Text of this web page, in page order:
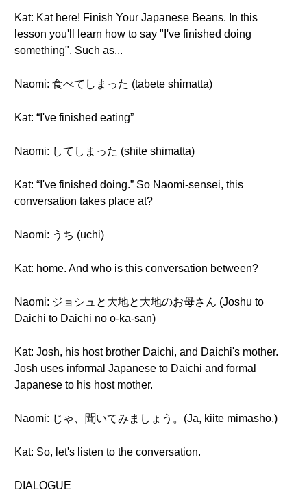
Kat: Kat here! Finish Your Japanese Beans. In this
lesson you'll learn how to say "I've finished doing
something". Such as...
Naomi: 食べてしまった (tabete shimatta)
Kat: “I've finished eating”
Naomi: してしまった (shite shimatta)
Kat: “I've finished doing.” So Naomi-sensei, this
conversation takes place at?
Naomi: うち (uchi)
Kat: home. And who is this conversation between?
Naomi: ジョシュと大地と大地のお母さん (Joshu to
Daichi to Daichi no o-kā-san)
Kat: Josh, his host brother Daichi, and Daichi's mother.
Josh uses informal Japanese to Daichi and formal
Japanese to his host mother.
Naomi: じゃ、聞いてみましょう。(Ja, kiite mimashō.)
Kat: So, let's listen to the conversation.
DIALOGUE